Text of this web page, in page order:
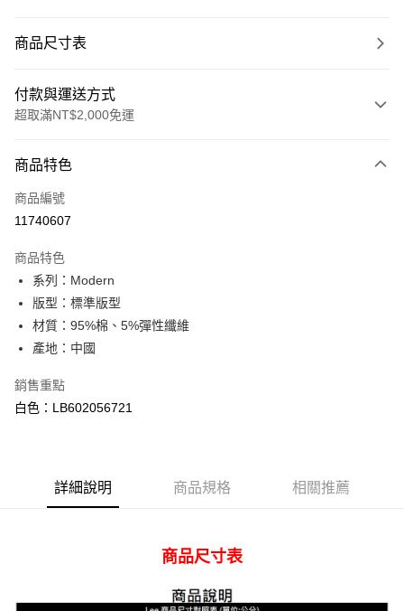
商品尺寸表
付款與運送方式
超取滿NT$2,000免運
信用卡一次付款
信用卡分期付款
合作金庫商業銀行
華南商業銀行
上海商業儲蓄銀行
國泰世華商業銀行
臺灣中小企業銀行
聯邦商業銀行
超商取貨付款
LINE Pay
Apple Pay
Google Pay
相關說明
１．簡單：不需註冊會員、不需綁卡、不需儲值。
３．安心：先確認商品／服務後，再付款。
全家 取貨付款
商品特色
商品編號
11740607
商品特色
系列：Modern
版型：標準版型
材質：95%棉、5%彈性纖維
產地：中國
銷售重點
白色：LB602056721
詳細說明 商品規格 相關推薦
商品尺寸表